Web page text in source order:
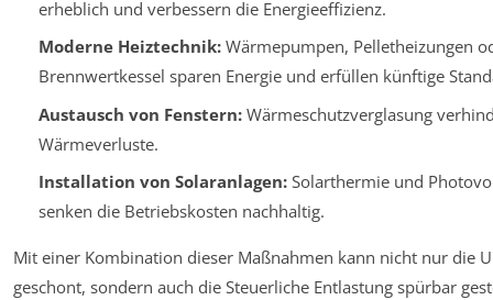
erheblich und verbessern die Energieeffizienz.
Moderne Heiztechnik:Wärmepumpen, Pelletheizungen
Brennwertkessel sparen Energie und erfüllen künftige
Austausch von Fenstern:Wärmeschutzverglasung
Wärmeverluste.
Installation von Solaranlagen:Solarthermie und
senken die Betriebskosten nachhaltig.
Mit einer Kombination dieser Maßnahmen kann nicht nur die
geschont, sondern auch die Steuerliche Entlastung spürbar